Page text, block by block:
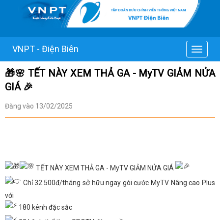
Toggle
VNPT - Điện Biên
🎁🌸 TẾT NÀY XEM THẢ GA - MyTV GIẢM NỬA
GIÁ 🎉
Đăng vào 13/02/2025
TẾT NÀY XEM THẢ GA - MyTV GIẢM NỬA GIÁ
Chỉ 32.500đ/tháng sở hữu ngay gói cước MyTV Nâng cao Plus
với
180 kênh đặc sắc